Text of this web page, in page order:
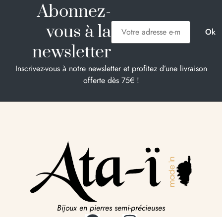
Abonnez-
vous à la
newsletter
Inscrivez-vous à notre newsletter et profitez d’une livraison
offerte dès 75€ !
Bijoux en pierres semi-précieuses